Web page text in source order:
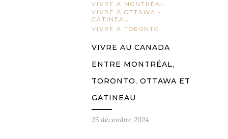
VIVRE À MONTRÉAL
VIVRE À OTTAWA -
GATINEAU
VIVRE À TORONTO
VIVRE AU CANADA
ENTRE MONTRÉAL,
TORONTO, OTTAWA ET
GATINEAU
25 décembre 2024